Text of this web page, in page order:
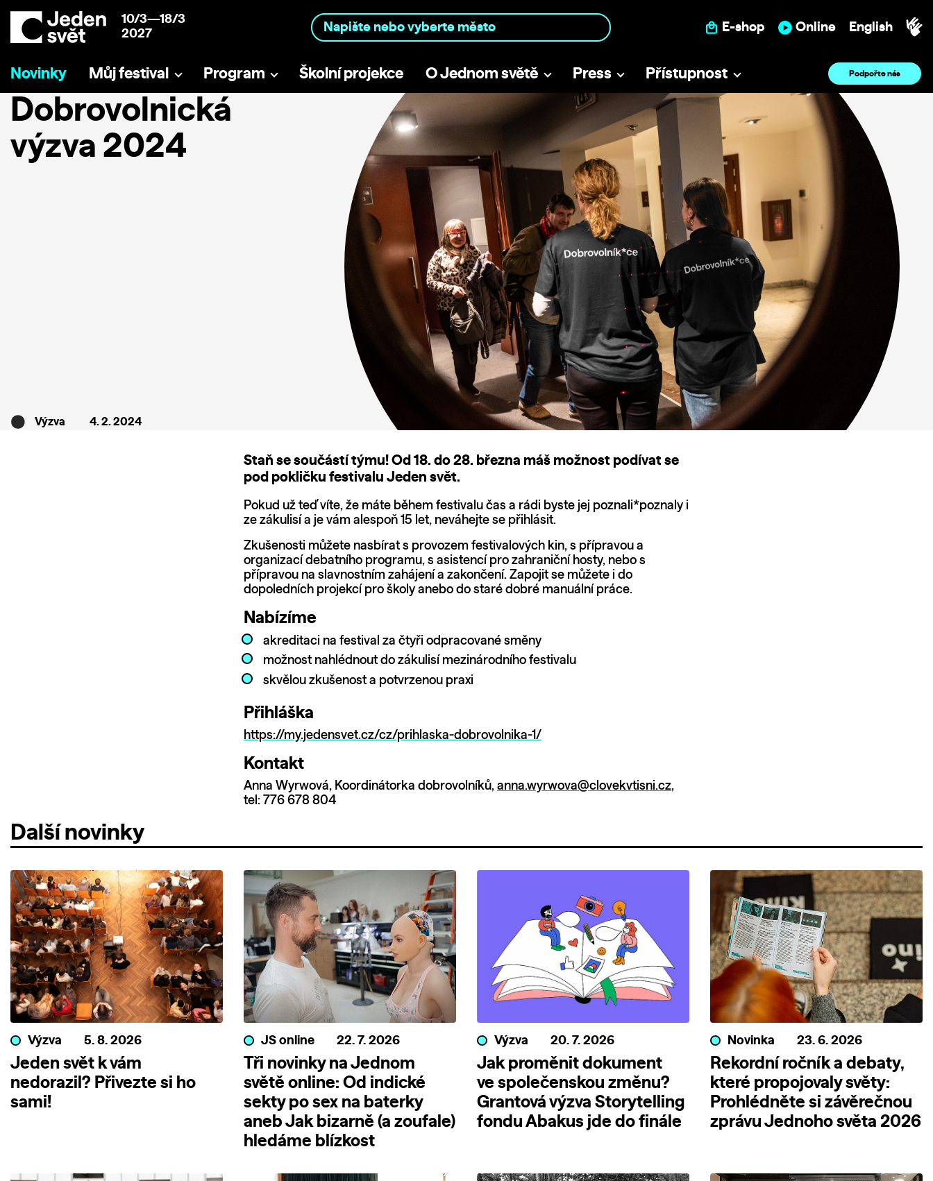
10/3—18/3
2027
E-shop Online English
Novinky Můj festival Program Školní projekce O Jednom světě Press Přístupnost Podpořte nás
Dobrovolnická
výzva 2024
Výzva 4. 2. 2024
Staň se součástí týmu! Od 18. do 28. března máš možnost podívat se
pod pokličku festivalu Jeden svět.
Pokud už teď víte, že máte během festivalu čas a rádi byste jej poznali*poznaly i
ze zákulisí a je vám alespoň 15 let, neváhejte se přihlásit.
Zkušenosti můžete nasbírat s provozem festivalových kin, s přípravou a
organizací debatního programu, s asistencí pro zahraniční hosty, nebo s
přípravou na slavnostním zahájení a zakončení. Zapojit se můžete i do
dopoledních projekcí pro školy anebo do staré dobré manuální práce.
Nabízíme
akreditaci na festival za čtyři odpracované směny
možnost nahlédnout do zákulisí mezinárodního festivalu
skvělou zkušenost a potvrzenou praxi
Přihláška
https://my.jedensvet.cz/cz/prihlaska-dobrovolnika-1/
Kontakt
Anna Wyrwová, Koordinátorka dobrovolníků, anna.wyrwova@clovekvtisni.cz,
tel: 776 678 804
Další novinky
Výzva 5. 8. 2026
Jeden svět k vám
nedorazil? Přivezte si ho
sami!
JS online 22. 7. 2026
Tři novinky na Jednom
světě online: Od indické
sekty po sex na baterky
aneb Jak bizarně (a zoufale)
hledáme blízkost
Výzva 20. 7. 2026
Jak proměnit dokument
ve společenskou změnu?
Grantová výzva Storytelling
fondu Abakus jde do finále
Novinka 23. 6. 2026
Rekordní ročník a debaty,
které propojovaly světy:
Prohlédněte si závěrečnou
zprávu Jednoho světa 2026